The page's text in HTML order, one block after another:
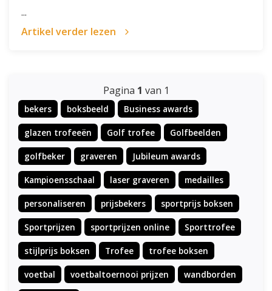
...
Artikel verder lezen
Pagina 1 van 1
bekers boksbeeld Business awards
glazen trofeeën Golf trofee Golfbeelden
golfbeker graveren Jubileum awards
Kampioensschaal laser graveren medailles
personaliseren prijsbekers sportprijs boksen
Sportprijzen sportprijzen online Sporttrofee
stijlprijs boksen Trofee trofee boksen
voetbal voetbaltoernooi prijzen wandborden